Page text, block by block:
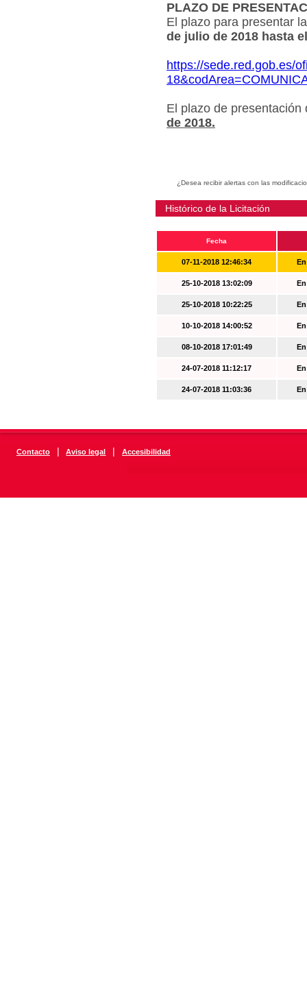
PLAZO DE
El plazo para presentar
de julio de 2018 hasta
https://sede.red.gob.es/
El plazo de
de 2018.
¿Desea recibir alertas con las
Histórico de la Licitación
Fecha
07-11-2018 12:46:34
25-10-2018 13:02:09
25-10-2018 10:22:25
10-10-2018 14:00:52
08-10-2018 17:01:49
24-07-2018 11:12:17
24-07-2018 11:03:36
Contacto | Aviso legal | Accesibilidad